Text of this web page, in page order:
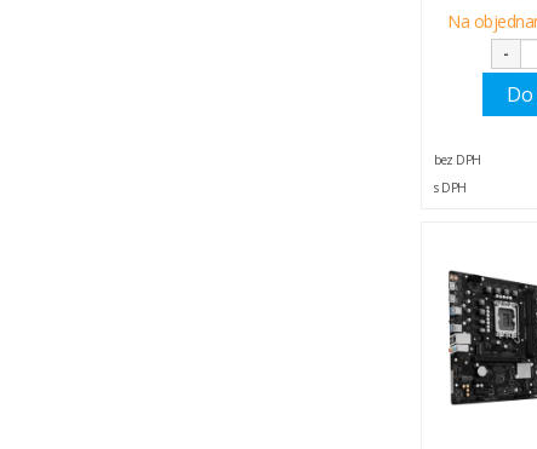
Na
-
bez DPH
s DPH